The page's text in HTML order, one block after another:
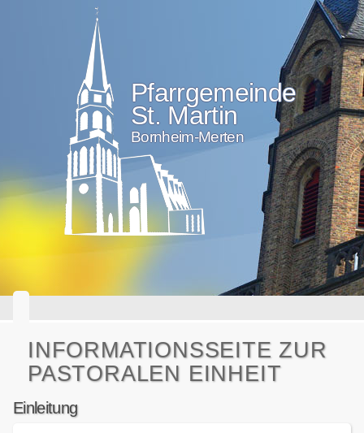
Pfarrgemeinde
St. Martin
Bornheim-Merten
INFORMATIONSSEITE ZUR
PASTORALEN EINHEIT
Einleitung